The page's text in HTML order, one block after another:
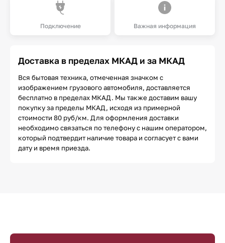
Подключение Важная информация
Доставка в пределах МКАД и за МКАД
Вся бытовая техника, отмеченная значком с
изображением грузового автомобиля, доставляется
бесплатно в пределах МКАД. Мы также доставим вашу
покупку за пределы МКАД, исходя из примерной
стоимости 80 руб/км. Для оформления доставки
необходимо связаться по телефону с нашим оператором,
который подтвердит наличие товара и согласует с вами
дату и время приезда.